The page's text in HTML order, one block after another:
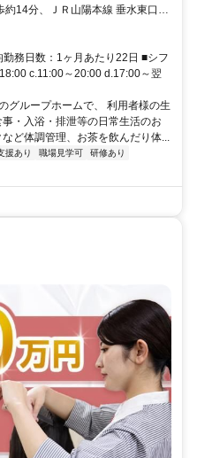
温かいホームです◎
約14分、ＪＲ山陽本線 垂水東口徒
側改札口徒歩約15分 JR神戸線
務日数：1ヶ月あたり22日 ■シフ
c.11:00～20:00 d.17:00～翌
ループホームで、 利用者様の生
・入浴・排泄等の日常生活のお
ど体調管理、お茶を飲んだり体...
援あり 職場見学可
研修あり